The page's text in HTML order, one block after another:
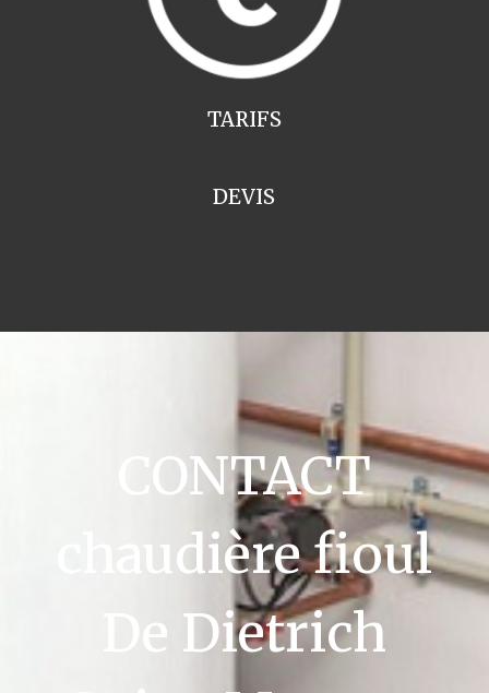
TARIFS
DEVIS
CONTACT
chaudière fioul
De Dietrich